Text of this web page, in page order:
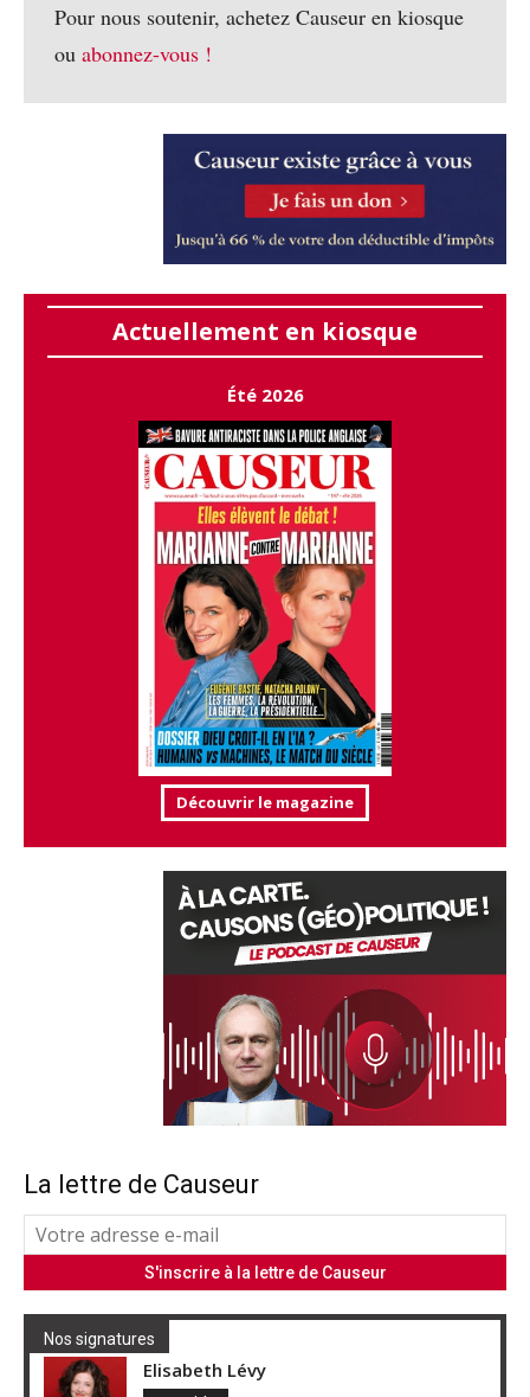
Pour nous soutenir, achetez Causeur en kiosque
ou abonnez-vous !
Actuellement en kiosque
Été 2026
Découvrir le magazine
La lettre de Causeur
Nos signatures
Elisabeth Lévy